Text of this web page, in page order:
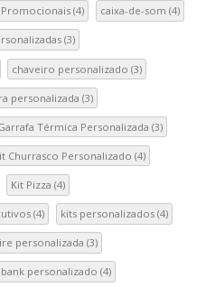
(4) caixa-de-som (4)
(3)
chaveiro personalizado (3)
personalizada (3)
Térmica Personalizada (3)
Churrasco Personalizado (4)
Kit Pizza (4)
(4) kits personalizados(4)
personalizada (3)
personalizado (4)